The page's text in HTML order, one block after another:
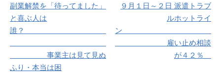
稿
ナ
ビ
ゲ
副業解禁を「待ってました」
と喜ぶ人は
誰？
事業主は見て見ぬ
ふり・本当は困
９月１日～２日 派遣トラブ
ルホットライ
ン
雇い止め相談
が４２％